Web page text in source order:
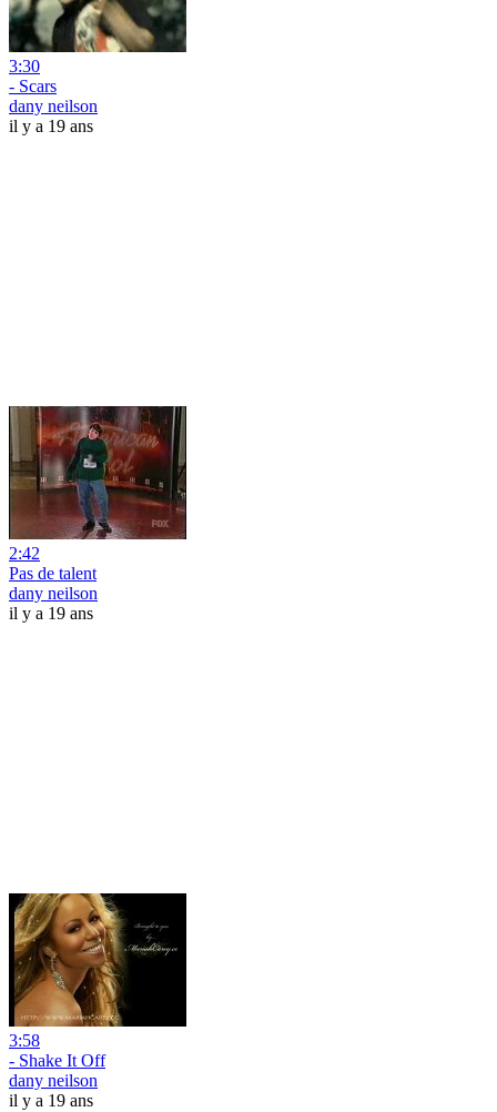
3:30
- Scars
dany neilson
il y a 19 ans
2:42
Pas de talent
dany neilson
il y a 19 ans
3:58
- Shake It Off
dany neilson
il y a 19 ans